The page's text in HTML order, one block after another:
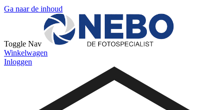
Ga naar de inhoud
Toggle Nav
Winkelwagen
Inloggen